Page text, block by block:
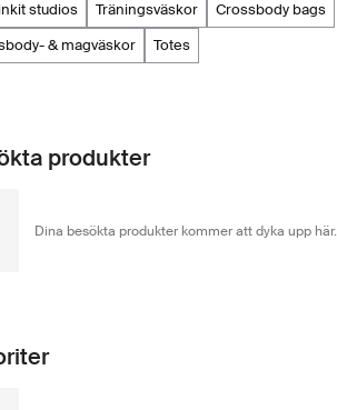
studios träningsväskor
crossbody bags
& magväskor
totes
produkter
Dina besökta produkter kommer att dyka upp här.